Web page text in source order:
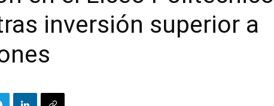
inversión superior a